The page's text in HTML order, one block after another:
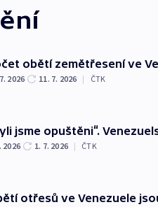
obětí zemětřesení ve
2026 11. 7. 2026 | ČTK
jsme opuštěni“.
2026 1. 7. 2026 | ČTK
otřesů ve Venezuele